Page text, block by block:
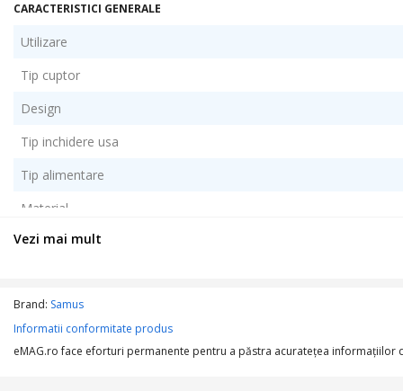
CARACTERISTICI GENERALE
Utilizare
Tip cuptor
Design
Tip inchidere usa
Tip alimentare
Material
Material interior
Tip panou de comanda
Vezi mai mult
Brand: Samus
Informatii conformitate produs
eMAG.ro face eforturi permanente pentru a păstra acurateţea